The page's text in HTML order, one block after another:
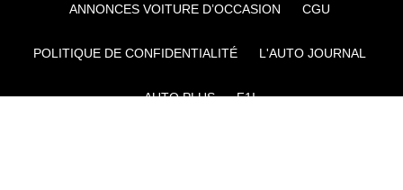
ANNONCES VOITURE D’OCCASION CGU
POLITIQUE DE CONFIDENTIALITÉ L'AUTO JOURNAL
AUTO PLUS F1I